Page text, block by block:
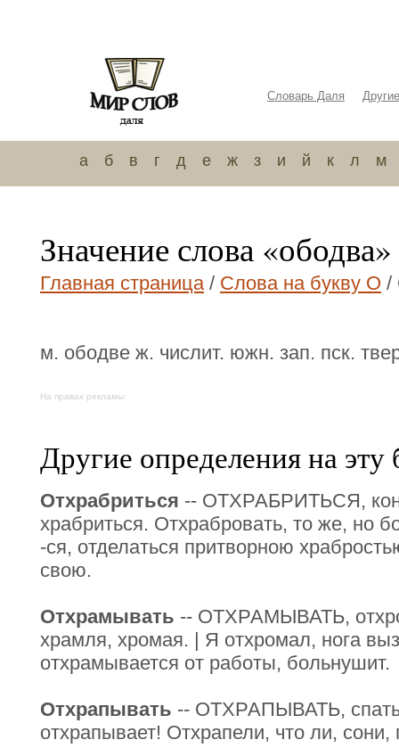
Словарь Даля
а б в г д е ж з и й к л м
Значение слова «ободва»
Главная страница/ Слова на букву О /
м. ободве ж. числит. южн. зап. пск.
На правах рекламы:
Другие определения на эту
Отхрабриться -- ОТХРАБРИТЬСЯ,
храбриться. Отхрабровать, то же, но
-ся, отделаться притворною
свою.
Отхрамывать -- ОТХРАМЫВАТЬ,
храмля, хромая. | Я отхромал, нога
отхрамывается от работы, больнушит.
Отхрапывать -- ОТХРАПЫВАТЬ, спать
отхрапывает! Отхрапели, что ли, сони,